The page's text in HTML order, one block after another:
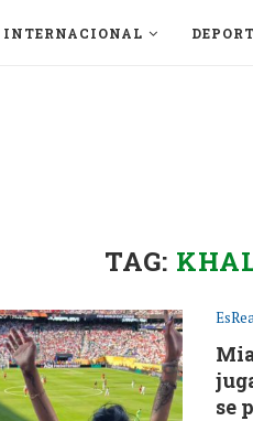
INTERNACIONAL
TAG:
se